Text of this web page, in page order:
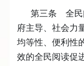
第三条 全民
府主导、社会力
均等性、便利性
效的全民阅读促